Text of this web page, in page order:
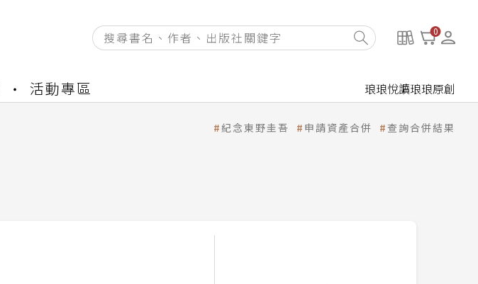
0
活動專區 琅琅悅讀琅琅原創
紀念東野圭吾 申請資產合併 查詢合併結果